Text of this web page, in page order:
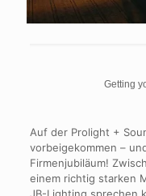
Getting
Auf der Prolight +
vorbeigekommen –
Firmenjubiläum!
einem richtig starken